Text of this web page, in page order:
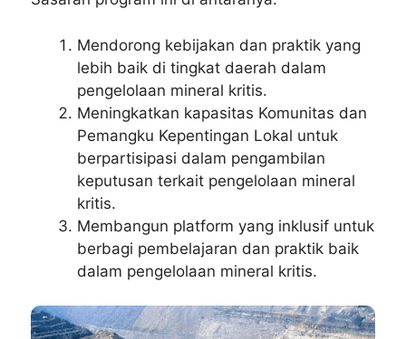
Mendorong kebijakan dan praktik yang
lebih baik di tingkat daerah dalam
pengelolaan mineral kritis.
Meningkatkan kapasitas Komunitas dan
Pemangku Kepentingan Lokal untuk
berpartisipasi dalam pengambilan
keputusan terkait pengelolaan mineral
kritis.
Membangun platform yang inklusif untuk
berbagi pembelajaran dan praktik baik
dalam pengelolaan mineral kritis.